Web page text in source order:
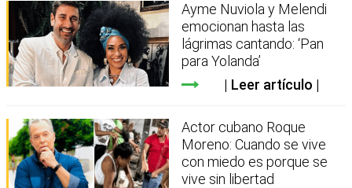
Ayme Nuviola y Melendi
emocionan hasta las
lágrimas cantando: ‘Pan
para Yolanda’
Leer artículo
Actor cubano Roque
Moreno: Cuando se vive
con miedo es porque se
vive sin libertad